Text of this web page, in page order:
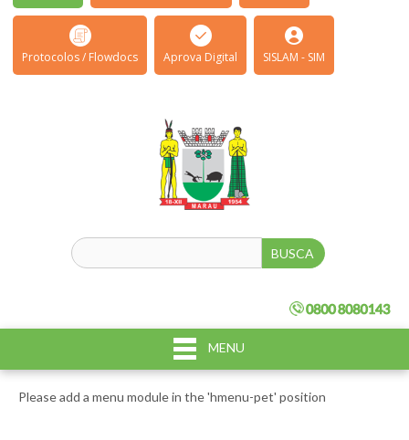
Protocolos / Flowdocs Aprova Digital SISLAM - SIM
MENU
Please add a menu module in the 'hmenu-pet' position